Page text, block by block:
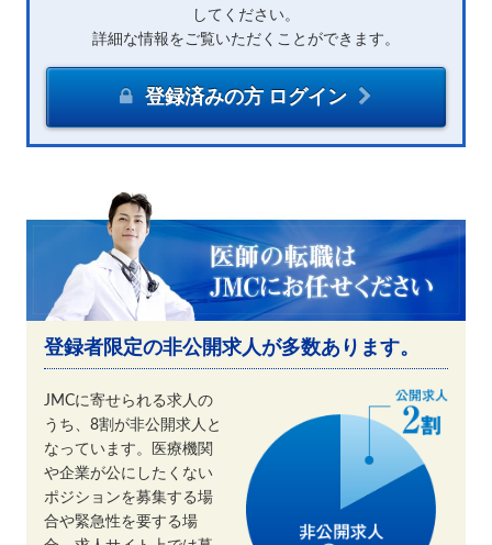
してください。
詳細な情報をご覧いただくことができます。
登録済みの方 ログイン
登録者限定の非公開求人が多数あります。
JMCに寄せられる求人の
うち、8割が非公開求人と
なっています。医療機関
や企業が公にしたくない
ポジションを募集する場
合や緊急性を要する場